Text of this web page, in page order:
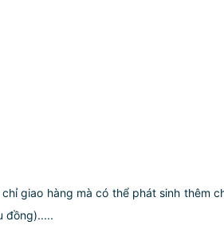
giao hàng mà có thể phát sinh thêm
đồng).....